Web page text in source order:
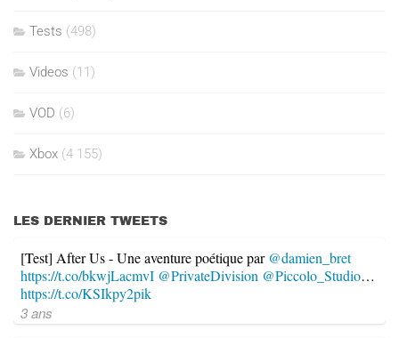
Tests (498)
Videos (11)
VOD (6)
Xbox (4 155)
LES DERNIER TWEETS
[Test] After Us - Une aventure poétique par @damien_bret
https://t.co/bkwjLacmvI @PrivateDivision @Piccolo_Studio…
https://t.co/KSIkpy2pik
3 ans